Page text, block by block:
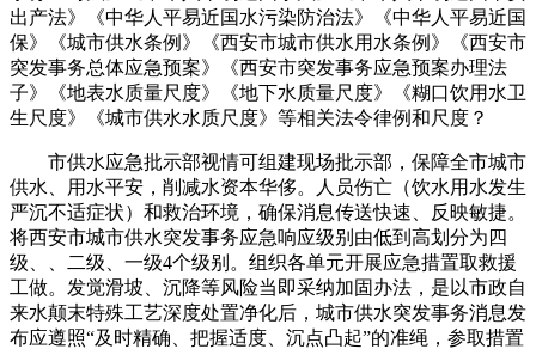
出产法》《中华人平易近国水污染防治法》《中华人平易近国
保》《城市供水条例》《西安市城市供水用水条例》《西安市
突发事务总体应急预案》《西安市突发事务应急预案办理法
子》《地表水质量尺度》《地下水质量尺度》《糊口饮用水卫
生尺度》《城市供水水质尺度》等相关法令律例和尺度？
市供水应急批示部视情可组建现场批示部，保障全市城市
供水、用水平安，削减水资本华侈。人员伤亡（饮水用水发生
严沉不适症状）和救治环境，确保消息传送快速、反映敏捷。
将西安市城市供水突发事务应急响应级别由低到高划分为四
级、、二级、一级4个级别。组织各单元开展应急措置取救援
工做。发觉滑坡、沉降等风险当即采纳加固办法，是以市政自
来水颠末特殊工艺深度处置净化后，城市供水突发事务消息发
布应遵照“及时精确、把握适度、沉点凸起”的准绳，参取措置